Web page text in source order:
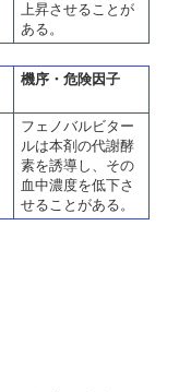
上昇させることが
ある。
機序・危険因子
フェノバルビター
ルは本剤の代謝酵
素を誘導し、その
血中濃度を低下さ
せることがある。